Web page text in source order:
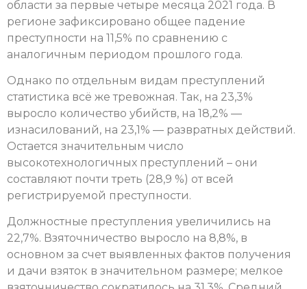
области за первые четыре месяца 2021 года. В
регионе зафиксировано общее падение
преступности на 11,5% по сравнению с
аналогичным периодом прошлого года.
Однако по отдельным видам преступлений
статистика всё же тревожная. Так, на 23,3%
выросло количество убийств, на 18,2% —
изнасилований, на 23,1% — развратных действий.
Остается значительным число
высокотехнологичных преступлений – они
составляют почти треть (28,9 %) от всей
регистрируемой преступности.
Должностные преступления увеличились на
22,7%. Взяточничество выросло на 8,8%, в
основном за счет выявленных фактов получения
и дачи взяток в значительном размере; мелкое